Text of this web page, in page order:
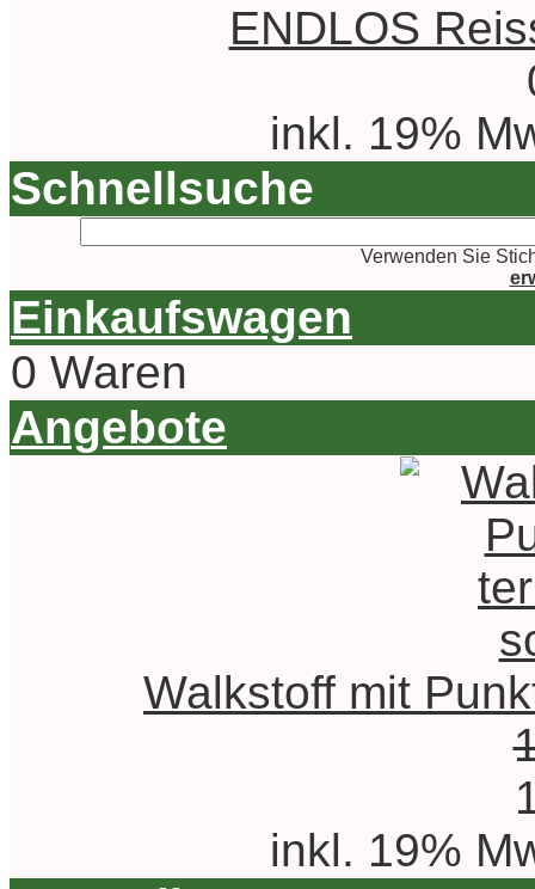
ENDLOS
inkl. 19%
Schnellsuche
Verwenden Sie
Einkaufswagen
0 Waren
Angebote
Walkstoff mit
inkl. 19%